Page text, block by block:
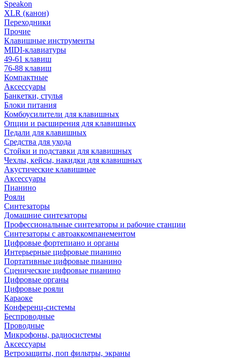
Speakon
XLR (канон)
Переходники
Прочие
Клавишные инструменты
MIDI-клавиатуры
49-61 клавиш
76-88 клавиш
Компактные
Аксессуары
Банкетки, стулья
Блоки питания
Комбоусилители для клавишных
Опции и расширения для клавишных
Педали для клавишных
Средства для ухода
Стойки и подставки для клавишных
Чехлы, кейсы, накидки для клавишных
Акустические клавишные
Аксессуары
Пианино
Рояли
Синтезаторы
Домашние синтезаторы
Профессиональные синтезаторы и рабочие станции
Синтезаторы с автоаккомпанементом
Цифровые фортепиано и органы
Интерьерные цифровые пианино
Портативные цифровые пианино
Сценические цифровые пианино
Цифровые органы
Цифровые рояли
Караоке
Конференц-системы
Беспроводные
Проводные
Микрофоны, радиосистемы
Аксессуары
Ветрозащиты, поп фильтры, экраны